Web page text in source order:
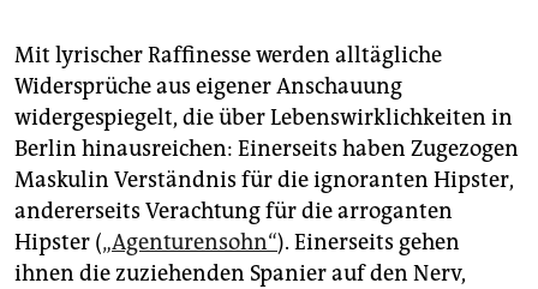
Mit lyrischer Raffinesse werden alltägliche
Widersprüche aus eigener Anschauung
widergespiegelt, die über Lebenswirklichkeiten in
Berlin hinausreichen: Einerseits haben Zugezogen
Maskulin Verständnis für die ignoranten Hipster,
andererseits Verachtung für die arroganten
Hipster („Agenturensohn“). Einerseits gehen
ihnen die zuziehenden Spanier auf den Nerv,